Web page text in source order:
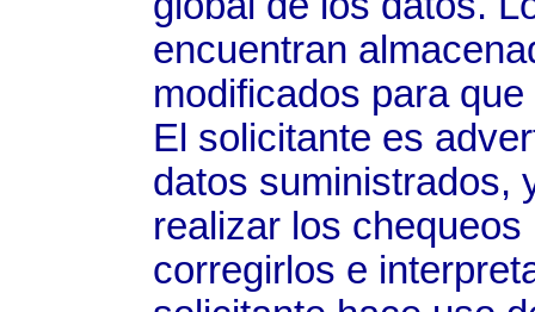
encuentran
modificados para
El solicitante es
datos suministrados,
realizar los
corregirlos e